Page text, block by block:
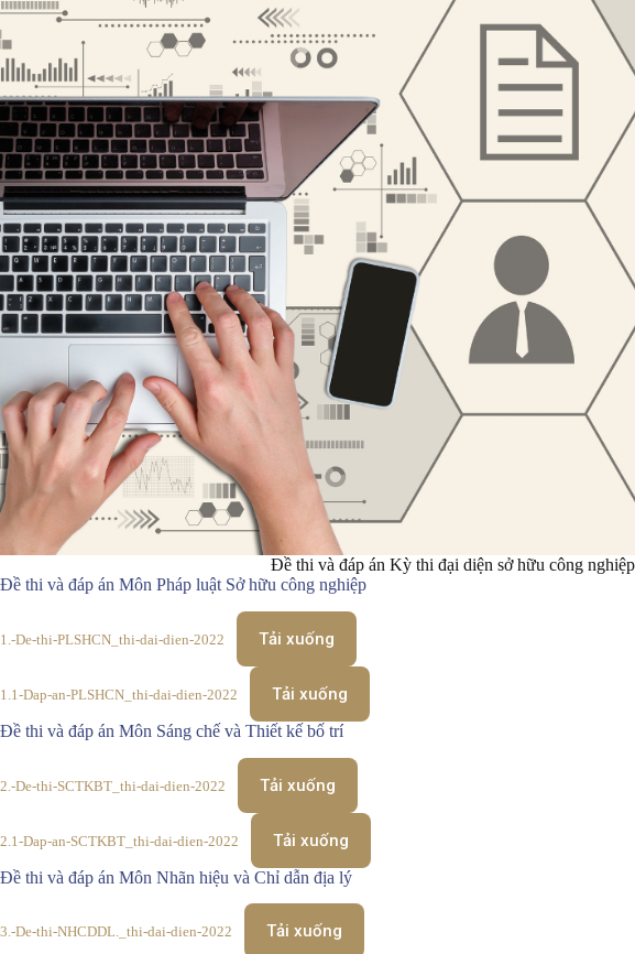
Đề thi và đáp án Kỳ thi đại diện sở hữu công
Đề thi và đáp án Môn Pháp luật Sở hữu công nghiệp
1.-De-thi-PLSHCN_thi-dai-dien-2022 Tải xuống
1.1-Dap-an-PLSHCN_thi-dai-dien-2022 Tải xuống
Đề thi và đáp án Môn Sáng chế và Thiết kế bố trí
2.-De-thi-SCTKBT_thi-dai-dien-2022 Tải xuống
2.1-Dap-an-SCTKBT_thi-dai-dien-2022 Tải xuống
Đề thi và đáp án Môn Nhãn hiệu và Chỉ dẫn địa lý
3.-De-thi-NHCDDL._thi-dai-dien-2022 Tải xuống